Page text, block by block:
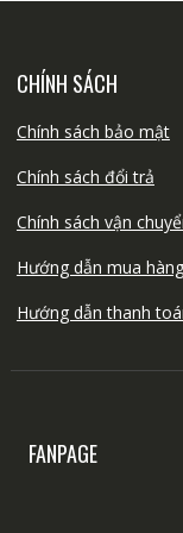
CHÍNH SÁCH
Chính sách bảo mật
Chính sách đổi trả
Chính sách vận
Hướng dẫn mua hàng
Hướng dẫn thanh
FANPAGE